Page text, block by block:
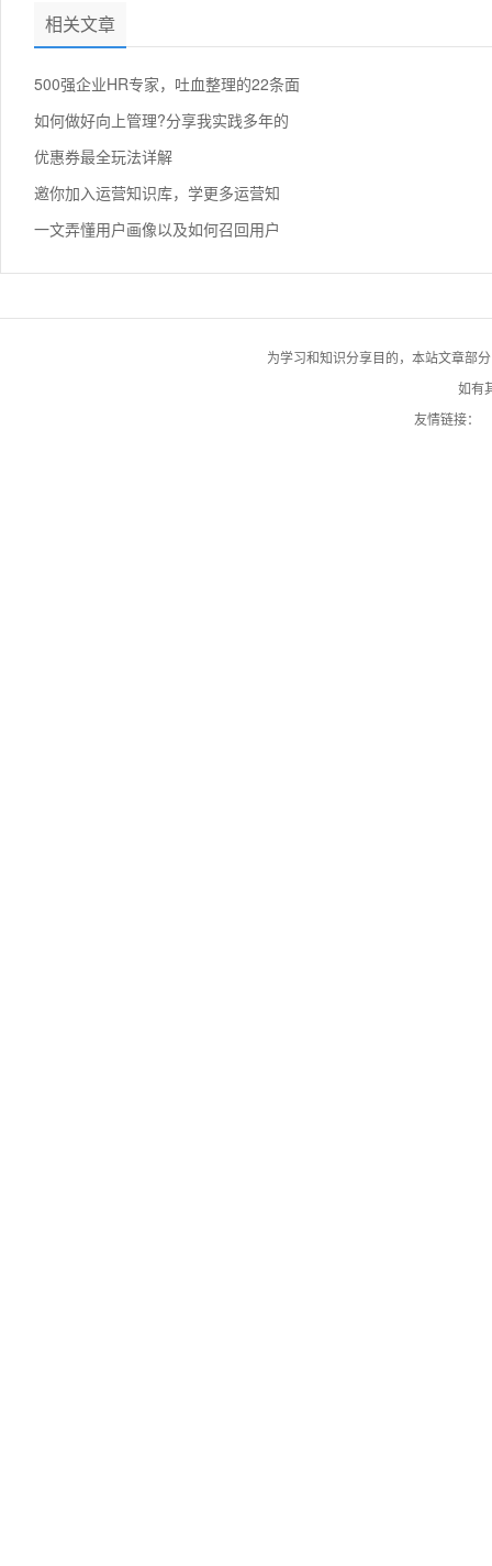
相关文章
500强企业HR专家，吐血整理的22条面
如何做好向上管理?分享我实践多年的
优惠券最全玩法详解
邀你加入运营知识库，学更多运营知
一文弄懂用户画像以及如何召回用户
为学习和知识分享目的，本站文章部
如有
友情链接：